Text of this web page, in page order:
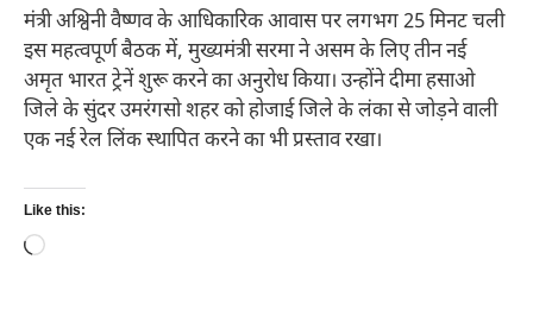
मंत्री अश्विनी वैष्णव के आधिकारिक आवास पर लगभग 25 मिनट चली
इस महत्वपूर्ण बैठक में, मुख्यमंत्री सरमा ने असम के लिए तीन नई
अमृत भारत ट्रेनें शुरू करने का अनुरोध किया। उन्होंने दीमा हसाओ
जिले के सुंदर उमरंगसो शहर को होजाई जिले के लंका से जोड़ने वाली
एक नई रेल लिंक स्थापित करने का भी प्रस्ताव रखा।
Like this:
Loading…